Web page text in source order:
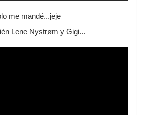
me mandé...jeje
Lene Nystrøm y Gigi...